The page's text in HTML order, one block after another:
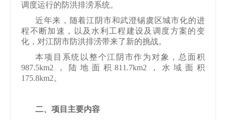
调度运行的防洪排涝系统。
近年来，随着江阴市和武澄锡虞区城市化的进
程不断加速，以及水利工程建设及调度方案的变
化，对江阴市防洪排涝带来了新的挑战。
本项目系统以整个江阴市作为对象，总面积
987.5km2 ，陆地面积811.7km2 ，水域面积
175.8km2。
二、项目主要内容